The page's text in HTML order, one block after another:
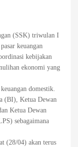
(SSK) triwulan I
keuangan
kebijakan
ekonomi yang
domestik.
(BI), Ketua Dewan
Ketua Dewan
sebagaimana
(28/04) akan terus